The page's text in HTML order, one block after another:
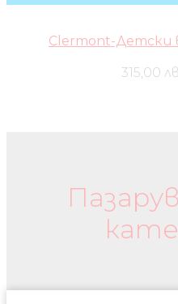
Clermont-Детски
315,00